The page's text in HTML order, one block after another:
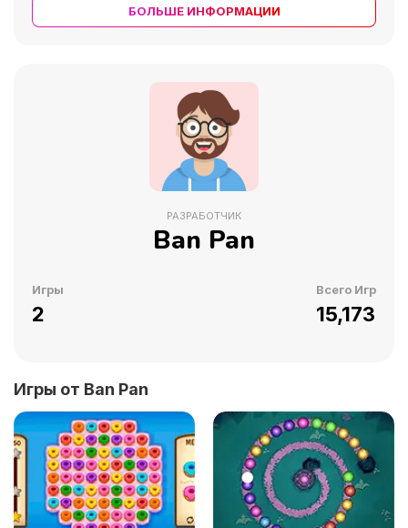
РАЗРАБОТЧИК
Ban Pan
Игры
2
Всего Игр
15,173
БОЛЬШЕ ИНФОРМАЦИИ
Игры от Ban Pan